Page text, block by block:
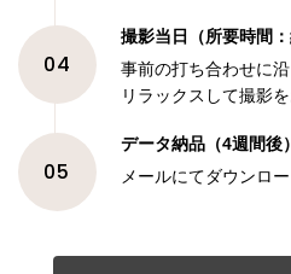
04
撮影当日（所要時間：
事前の打ち合わせに沿
リラックスして撮影
05
データ納品（4週間後）
メールにてダウンロ